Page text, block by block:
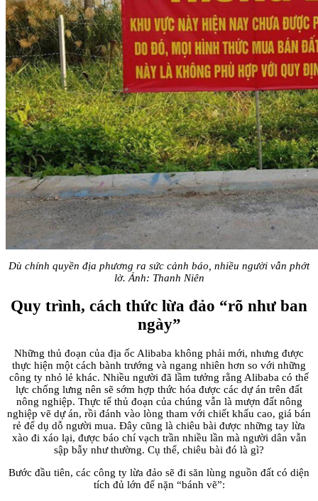
Dù chính quyền địa phương ra sức cảnh báo, nhiều người vẫn phớt
lờ. Ảnh: Thanh Niên
Quy trình, cách thức lừa đảo “rõ như ban
ngày”
Những thủ đoạn của địa ốc Alibaba không phải mới, nhưng được
thực hiện một cách bành trướng và ngang nhiên hơn so với những
công ty nhỏ lẻ khác. Nhiều người đã lầm tưởng rằng Alibaba có thế
lực chống lưng nên sẽ sớm hợp thức hóa được các dự án trên đất
nông nghiệp. Thực tế thủ đoạn của chúng vẫn là mượn đất nông
nghiệp vẽ dự án, rồi đánh vào lòng tham với chiết khấu cao, giá bán
rẻ để dụ dỗ người mua. Đây cũng là chiêu bài được những tay lừa
xào đi xáo lại, được báo chí vạch trần nhiều lần mà người dân vẫn
sập bẫy như thường. Cụ thể, chiêu bài đó là gì?
Bước đầu tiên, các công ty lừa đảo sẽ đi săn lùng nguồn đất có diện
tích đủ lớn để nặn “bánh vẽ”: